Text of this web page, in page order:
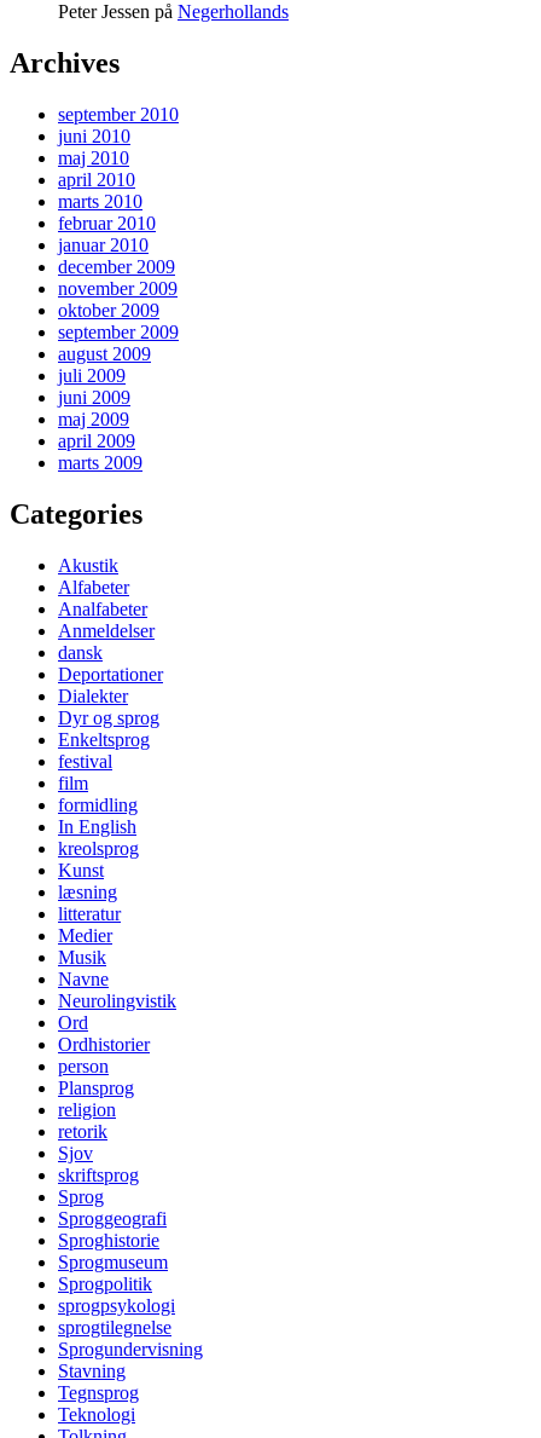
Peter Jessen på Negerhollands
Archives
september 2010
juni 2010
maj 2010
april 2010
marts 2010
februar 2010
januar 2010
december 2009
november 2009
oktober 2009
september 2009
august 2009
juli 2009
juni 2009
maj 2009
april 2009
marts 2009
Categories
Akustik
Alfabeter
Analfabeter
Anmeldelser
dansk
Deportationer
Dialekter
Dyr og sprog
Enkeltsprog
festival
film
formidling
In English
kreolsprog
Kunst
læsning
litteratur
Medier
Musik
Navne
Neurolingvistik
Ord
Ordhistorier
person
Plansprog
religion
retorik
Sjov
skriftsprog
Sprog
Sproggeografi
Sproghistorie
Sprogmuseum
Sprogpolitik
sprogpsykologi
sprogtilegnelse
Sprogundervisning
Stavning
Tegnsprog
Teknologi